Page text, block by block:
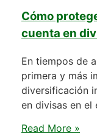
Cómo
cuenta en
En tiempos de
primera y más
diversificación
en divisas en el
Read More »